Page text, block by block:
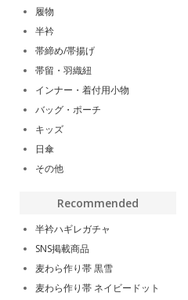
履物
半衿
帯締め/帯揚げ
帯留・羽織紐
インナー・着付用小物
バッグ・ポーチ
キッズ
日傘
その他
Recommended
半衿ハギレガチャ
SNS掲載商品
麦わら作り帯 黒雪
麦わら作り帯 ネイビードット